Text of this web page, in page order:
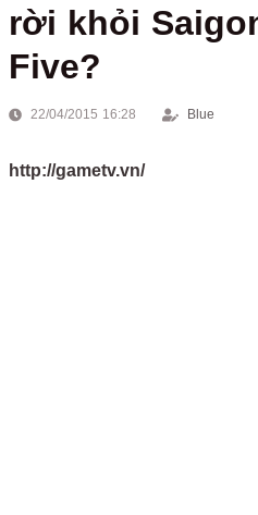
rời khỏi
Five?
22/04/2015 16:28 Blue
http://gametv.vn/